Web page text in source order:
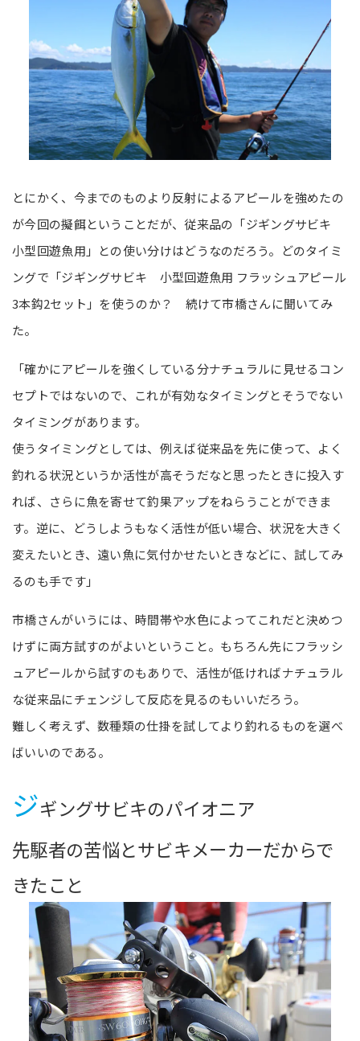
とにかく、今までのものより反射によるアピールを強めたの
が今回の擬餌ということだが、従来品の「ジギングサビキ
小型回遊魚用」との使い分けはどうなのだろう。どのタイミ
ングで「ジギングサビキ 小型回遊魚用 フラッシュアピール
3本鈎2セット」を使うのか？ 続けて市橋さんに聞いてみ
た。
「確かにアピールを強くしている分ナチュラルに見せるコン
セプトではないので、これが有効なタイミングとそうでない
タイミングがあります。
使うタイミングとしては、例えば従来品を先に使って、よく
釣れる状況というか活性が高そうだなと思ったときに投入す
れば、さらに魚を寄せて釣果アップをねらうことができま
す。逆に、どうしようもなく活性が低い場合、状況を大きく
変えたいとき、遠い魚に気付かせたいときなどに、試してみ
るのも手です」
市橋さんがいうには、時間帯や水色によってこれだと決めつ
けずに両方試すのがよいということ。もちろん先にフラッシ
ュアピールから試すのもありで、活性が低ければナチュラル
な従来品にチェンジして反応を見るのもいいだろう。
難しく考えず、数種類の仕掛を試してより釣れるものを選べ
ばいいのである。
ジギングサビキのパイオニア
先駆者の苦悩とサビキメーカーだからで
きたこと